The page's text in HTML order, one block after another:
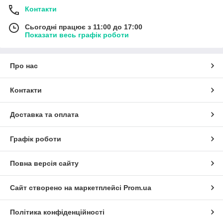
Контакти
Сьогодні працює з 11:00 до 17:00
Показати весь графік роботи
Про нас
Контакти
Доставка та оплата
Графік роботи
Повна версія сайту
Сайт створено на маркетплейсі Prom.ua
Політика конфіденційності